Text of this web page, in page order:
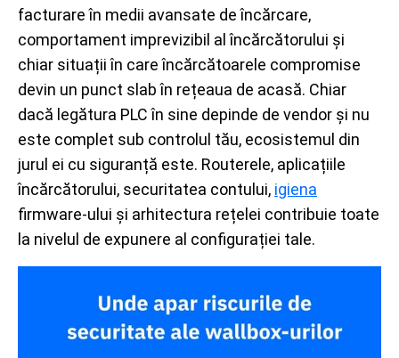
facturare în medii avansate de încărcare,
comportament imprevizibil al încărcătorului și
chiar situații în care încărcătoarele compromise
devin un punct slab în rețeaua de acasă. Chiar
dacă legătura PLC în sine depinde de vendor și nu
este complet sub controlul tău, ecosistemul din
jurul ei cu siguranță este. Routerele, aplicațiile
încărcătorului, securitatea contului, igiena
firmware-ului și arhitectura rețelei contribuie toate
la nivelul de expunere al configurației tale.